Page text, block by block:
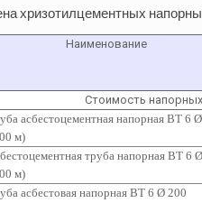
хризотилцементных
Наименование
Стоимость
асбестоцементная напорная ВТ 6
м)
труба напорная ВТ 6
м)
асбестовая напорная ВТ 6 Ø 200